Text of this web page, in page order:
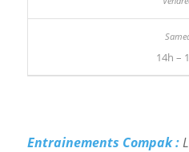
14h –
Entrainements Compak :